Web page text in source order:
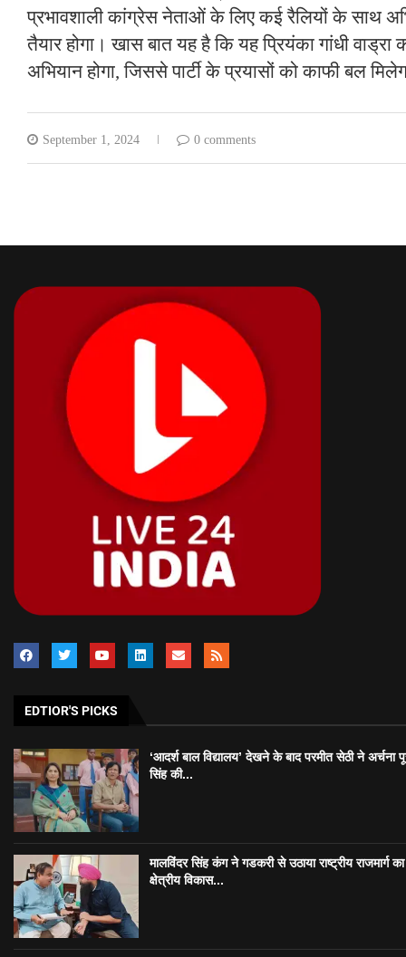
प्रभावशाली कांग्रेस नेताओं के लिए कई रैलियों के साथ
तैयार होगा। खास बात यह है कि यह प्रियंका गांधी
अभियान होगा, जिससे पार्टी के प्रयासों को काफी बल
September 1, 2024 0 comments
EDTIOR'S PICKS
‘आदर्श बाल विद्यालय’ देखने के बाद परमीत सेठी ने अर्चना
सिंह की...
मालविंदर सिंह कंग ने गडकरी से उठाया राष्ट्रीय राजमार्ग का
क्षेत्रीय विकास...